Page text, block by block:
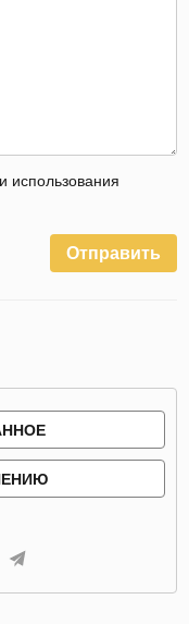
использования
Отправить